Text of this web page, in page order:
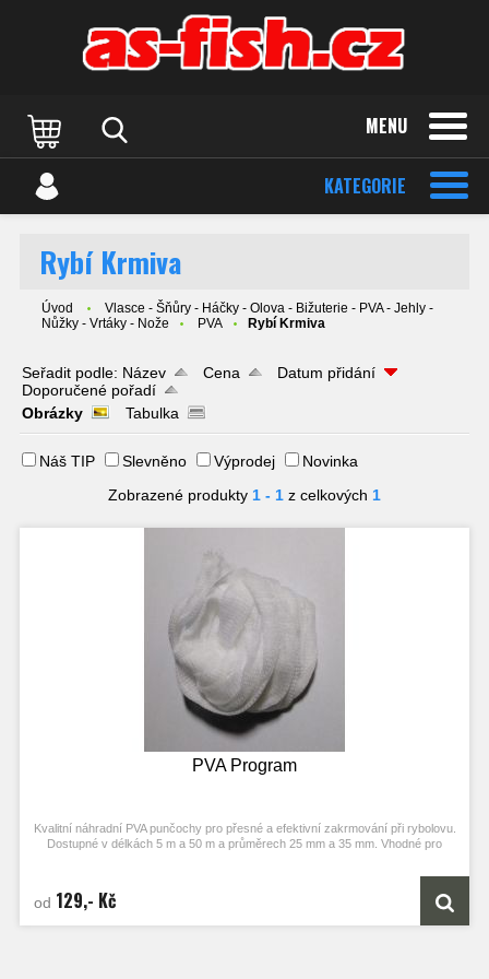
MENU
KATEGORIE
Rybí Krmiva
Úvod
Vlasce - Šňůry - Háčky - Olova - Bižuterie - PVA - Jehly -
Nůžky - Vrtáky - Nože
PVA Rybí Krmiva
Seřadit podle: Název Cena
Datum přidání
Doporučené pořadí
Obrázky
Tabulka
Náš TIP Slevněno Výprodej
Novinka
Zobrazené produkty 1 - 1 z celkových 1
PVA Program
Kvalitní náhradní PVA punčochy pro přesné a efektivní zakrmování při rybolovu.
Dostupné v délkách 5 m a 50 m a průměrech 25 mm a 35 mm. Vhodné pro
od 129,- Kč